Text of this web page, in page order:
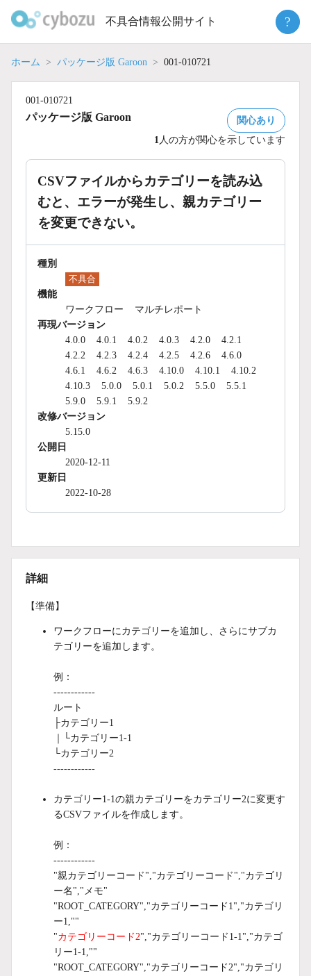
不具合情報公開サイト ?
ホーム パッケージ版 Garoon 001-010721
001-010721
パッケージ版 Garoon
関心あり
1 人の方が関心を示しています
CSVファイルからカテゴリーを読み込
むと、エラーが発生し、親カテゴリー
を変更できない。
種別
不具合
機能
ワークフロー
マルチレポート
再現バージョン
4.0.0
4.0.1 4.0.2 4.0.3 4.2.0
4.2.1
4.2.2
4.2.3 4.2.4 4.2.5 4.2.6
4.6.0
4.6.1
4.6.2 4.6.3 4.10.0 4.10.1
4.10.2
4.10.3
5.0.0 5.0.1 5.0.2 5.5.0
5.5.1
5.9.0
5.9.1
5.9.2
改修バージョン
5.15.0
公開日
2020-12-11
更新日
2022-10-28
詳細
【準備】
ワークフローにカテゴリーを追加し、さらにサブカ
テゴリーを追加します。
例：
------------
ルート
├カテゴリー1
｜└カテゴリー1-1
└カテゴリー2
------------
カテゴリー1-1の親カテゴリーをカテゴリー2に変更す
るCSVファイルを作成します。
例：
------------
"親カテゴリーコード","カテゴリーコード","カテゴリ
ー名","メモ"
"ROOT_CATEGORY","カテゴリーコード1","カテゴリ
ー1,""
"カテゴリーコード2","カテゴリーコード1-1","カテゴ
リー1-1,""
"ROOT_CATEGORY","カテゴリーコード2","カテゴリ